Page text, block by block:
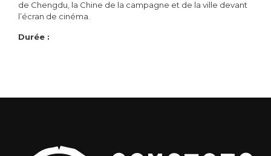
de Chengdu, la Chine de la campagne et de la ville devant
l’écran de cinéma.
Durée :